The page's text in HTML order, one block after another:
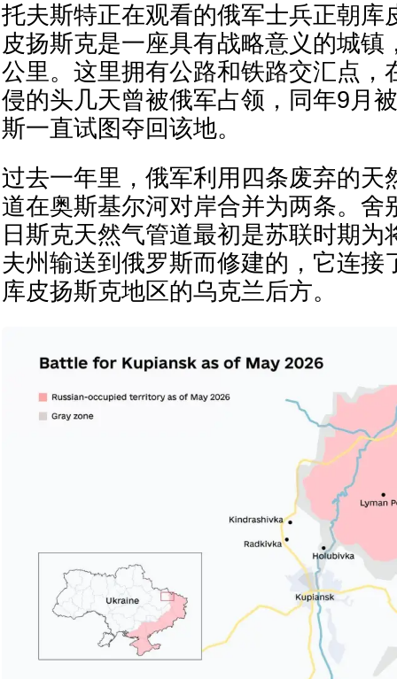
托夫斯特正在观看的俄军士兵正朝库
皮扬斯克是一座具有战略意义的城镇
公里。这里拥有公路和铁路交汇点，
侵的头几天曾被俄军占领，同年9月
斯一直试图夺回该地。
过去一年里，俄军利用四条废弃的天
道在奥斯基尔河对岸合并为两条。舍
日斯克天然气管道最初是苏联时期为
夫州输送到俄罗斯而修建的，它连接
库皮扬斯克地区的乌克兰后方。